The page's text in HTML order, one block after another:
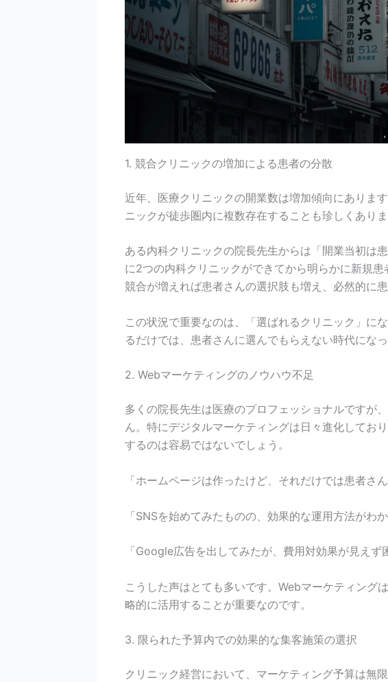
1. 競合クリニックの増加による患者の分散
近年、医療クリニックの開業数は増加傾向にありま
ニックが徒歩圏内に複数存在することも珍しくありま
ある内科クリニックの院長先生からは「開業当初は
に2つの内科クリニックができてから明らかに新規患
競合が増えれば患者さんの選択肢も増え、必然的に
この状況で重要なのは、「選ばれるクリニック」に
るだけでは、患者さんに選んでもらえない時代になっ
2. Webマーケティングのノウハウ不足
多くの院長先生は医療のプロフェッショナルですが
ん。特にデジタルマーケティングは日々進化してお
するのは容易ではないでしょう。
「ホームページは作ったけど、それだけでは患者さん
「SNSを始めてみたものの、効果的な運用方法がわか
「Google広告を出してみたが、費用対効果が見えず
こうした声はとても多いです。Webマーケティング
略的に活用することが重要なのです。
3. 限られた予算内での効果的な集客施策の選択
クリニック経営において、マーケティング予算は無